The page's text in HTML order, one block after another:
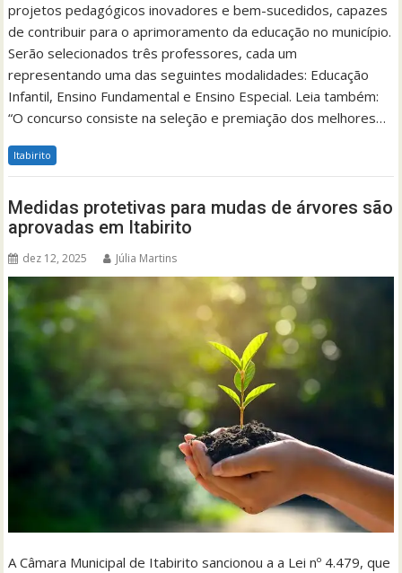
projetos pedagógicos inovadores e bem-sucedidos, capazes
de contribuir para o aprimoramento da educação no município.
Serão selecionados três professores, cada um
representando uma das seguintes modalidades: Educação
Infantil, Ensino Fundamental e Ensino Especial. Leia também:
“O concurso consiste na seleção e premiação dos melhores…
Itabirito
Medidas protetivas para mudas de árvores são
aprovadas em Itabirito
dez 12, 2025 Júlia Martins
A Câmara Municipal de Itabirito sancionou a a Lei nº 4.479, que